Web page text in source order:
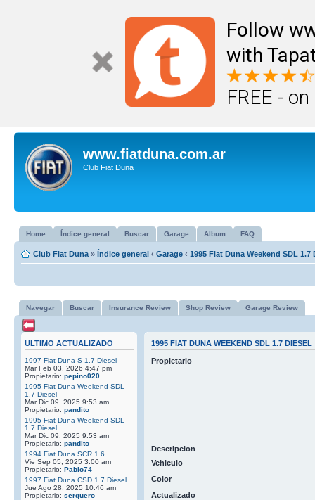
Follow
with
FREE -
www.fiatduna.com.ar
Club Fiat Duna
Home Índice general Buscar Garage Album FAQ
Club Fiat Duna » Índice general ‹ Garage ‹ 1995 Fiat Duna Weekend SDL 1.7
Navegar Buscar Insurance Review Shop Review Garage Review
ULTIMO ACTUALIZADO
1997 Fiat Duna S 1.7 Diesel
Mar Feb 03, 2026 4:47 pm
Propietario: pepino020
1995 Fiat Duna Weekend SDL
1.7 Diesel
Mar Dic 09, 2025 9:53 am
Propietario: pandito
1995 Fiat Duna Weekend SDL
1.7 Diesel
Mar Dic 09, 2025 9:53 am
Propietario: pandito
1994 Fiat Duna SCR 1.6
Vie Sep 05, 2025 3:00 am
Propietario: Pablo74
1997 Fiat Duna CSD 1.7 Diesel
Jue Ago 28, 2025 10:46 am
Propietario: serquero
1995 FIAT DUNA WEEKEND SDL 1.7 DIESEL
Propietario
Descripcion
Vehiculo
Color
Actualizado